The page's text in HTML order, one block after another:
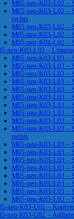
M05-neu-K03-L02 –
M05-neu-K03-L02 –
rechts
M05-neu-K03-L02 –
M05-neu-K03-L02 –
M05-neu-K04-L02 –
neu-K03-L03 –
M05-neu-K03-L03 –
M05-neu-K03-L03 –
M05-neu-K03-L03 –
M05-neu-K03-L03 –
M05-neu-K03-L03 –
M05-neu-K03-L03 –
M05-neu-K03-L03 –
M05-neu-K03-L03 –
M05-neu-K03-L03 –
M05-neu-K03-L03 –
rechts
M05-neu-K03-L03 –
M05-neu-K03-L03 –
M05-neu-K03-L03 –
M05-neu-K03-L03 –
M05-neu-K03-L03 –
M05-neu-K03-L03 –
M05-neu-K03-L03 –
M05-neu-K03-L03 –
neu-K03-U01 –
neu-K03-U02 –